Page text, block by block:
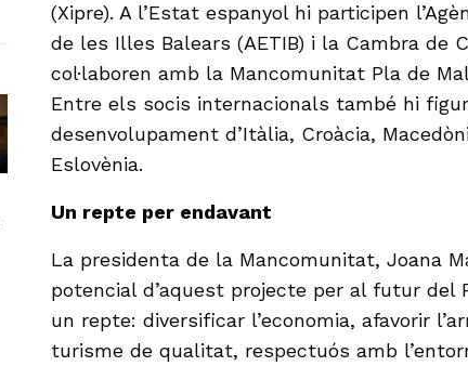
(Xipre). A l’Estat espanyol hi participen
de les Illes Balears (AETIB) i la Cambra de
col·laboren amb la Mancomunitat Pla de
Entre els socis internacionals també hi
desenvolupament d’Itàlia, Croàcia,
Eslovènia.
Un repte per endavant
La presidenta de la Mancomunitat, Joana
potencial d’aquest projecte per al futur del
un repte: diversificar l’economia, afavorir
turisme de qualitat, respectuós amb